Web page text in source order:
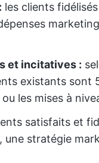
les clients
et incitatives :
existants sont
les mises à
satisfaits et
une stratégie